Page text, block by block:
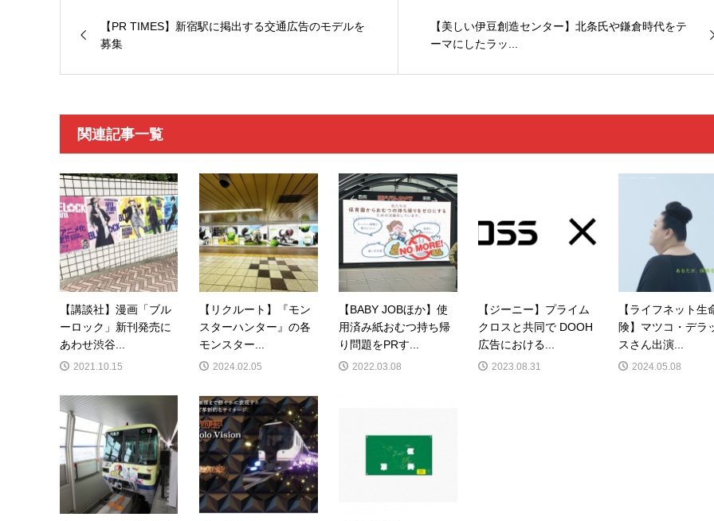
【PR TIMES】新宿駅に掲出する交通広告のモデルを
募集
【美しい伊豆創造センター】北条氏や鎌倉時代をテ
ーマにしたラッ...
関連記事一覧
【講談社】漫画「ブル
ーロック」新刊発売に
あわせ渋谷...
2021.10.15
【リクルート】『モン
スターハンター』の各
モンスター...
2024.02.05
【BABY JOBほか】使
用済み紙おむつ持ち帰
り問題をPRす...
2022.03.08
【ジーニー】プライム
クロスと共同で DOOH
広告における...
2023.08.31
【ライフネット生
険】マツコ・デラ
スさん出演...
2024.05.08